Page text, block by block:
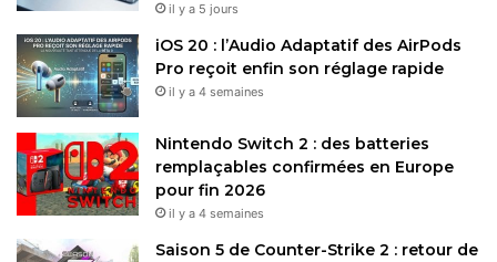
il y a 5 jours
iOS 20 : l’Audio Adaptatif des AirPods
Pro reçoit enfin son réglage rapide
il y a 4 semaines
Nintendo Switch 2 : des batteries
remplaçables confirmées en Europe
pour fin 2026
il y a 4 semaines
Saison 5 de Counter-Strike 2 : retour de